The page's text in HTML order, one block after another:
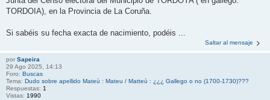
TORDOIA), en la Provincia de La Coruña.
Si sabéis su fecha exacta de nacimiento, podéis ...
Saltar al mensaje
por Sapeira
29 Ago 2025, 14:13
Foro: Buscas
Tema: Dudo sobre apellido Mateù : Mateu / Matteù : ¿¿¿ Gallego o no (1700-1730)???
Respuestas: 1
Vistas: 1990